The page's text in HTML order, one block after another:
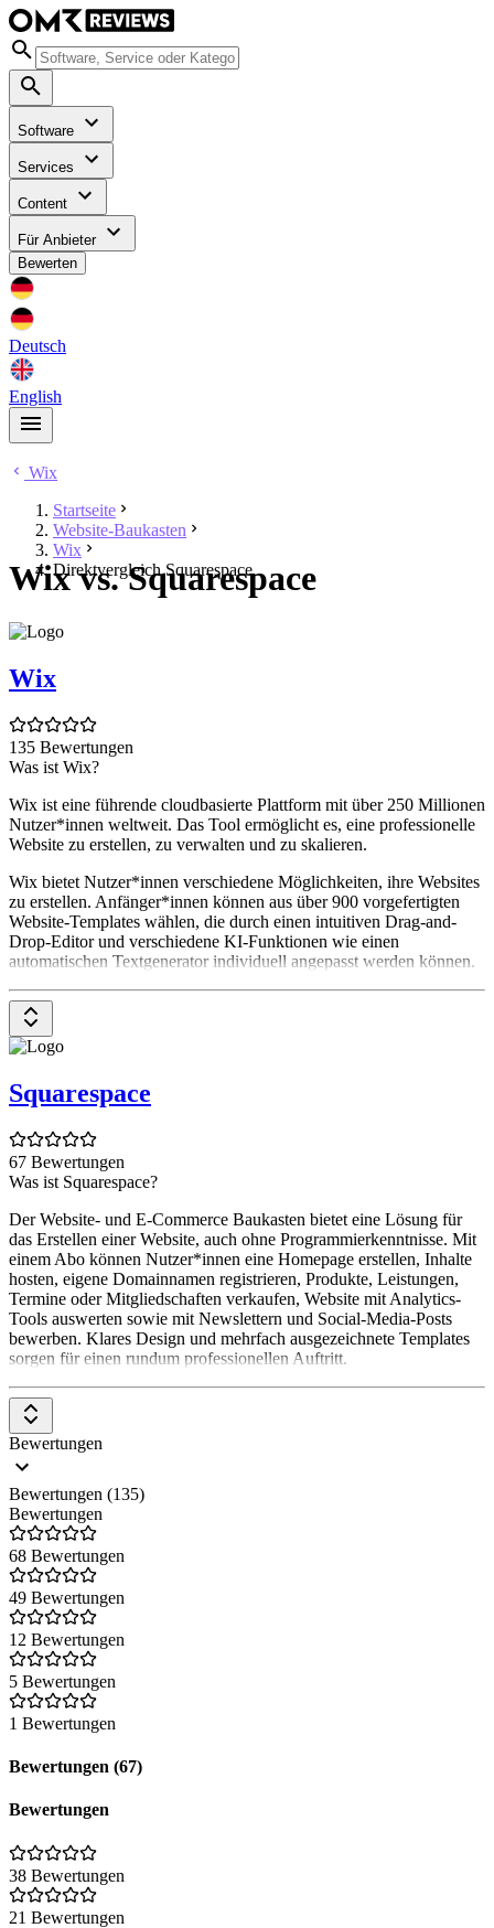
Software
Services
Content
Für Anbieter
Bewerten
Deutsch
English
Wix
Startseite
Website-Baukasten
Wix
Direktvergleich Squarespace
Wix vs. Squarespace
Wix
135 Bewertungen
Was ist Wix?
Wix ist eine führende cloudbasierte Plattform mit über 250 Millionen
Nutzer*innen weltweit. Das Tool ermöglicht es, eine professionelle
Website zu erstellen, zu verwalten und zu skalieren.
Wix bietet Nutzer*innen verschiedene Möglichkeiten, ihre Websites
zu erstellen. Anfänger*innen können aus über 900 vorgefertigten
Website-Templates wählen, die durch einen intuitiven Drag-and-
Drop-Editor und verschiedene KI-Funktionen wie einen
automatischen Textgenerator individuell angepasst werden können.
Squarespace
67 Bewertungen
Was ist Squarespace?
Der Website- und E-Commerce Baukasten bietet eine Lösung für
das Erstellen einer Website, auch ohne Programmierkenntnisse. Mit
einem Abo können Nutzer*innen eine Homepage erstellen, Inhalte
hosten, eigene Domainnamen registrieren, Produkte, Leistungen,
Termine oder Mitgliedschaften verkaufen, Website mit Analytics-
Tools auswerten sowie mit Newslettern und Social-Media-Posts
bewerben. Klares Design und mehrfach ausgezeichnete Templates
sorgen für einen rundum professionellen Auftritt.
Bewertungen
Bewertungen (135)
Bewertungen
68 Bewertungen
49 Bewertungen
12 Bewertungen
5 Bewertungen
1 Bewertungen
Bewertungen (67)
Bewertungen
38 Bewertungen
21 Bewertungen